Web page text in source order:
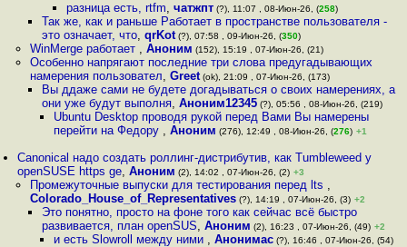
разница есть, rtfm, чатжпт(?), 11:07 , 08-Июн-26, (258)
Так же, как и раньше Работает в пространстве пользователя -
это означает, что, qrKot(?), 07:58 , 09-Июн-26, (350)
WinMerge работает , Аноним (152), 15:19 , 07-Июн-26, (21)
Особенно напрягают последние три слова предугадывающих
намерения пользовател, Greet(ok), 21:09 , 07-Июн-26, (173)
Вы ддаже сами не будете догадываться о своих намерениях, а
они уже будут выполня, Аноним12345(?), 05:56 , 08-Июн-26, (219)
Ubuntu Desktop проводя рукой перед Вами Вы намерены
перейти на Федору ,Аноним (276), 12:49 , 08-Июн-26, (276) +1
Canonical надо создать роллинг-дистрибутив, как Tumbleweed у
openSUSE https ge,Аноним (2), 14:02 , 07-Июн-26, (2) +3
Промежуточные выпуски для тестирования перед lts ,
Colorado_House_of_Representatives(?), 14:19 , 07-Июн-26, (3) +2
Это понятно, просто на фоне того как сейчас всё быстро
развивается, план openSUS, Аноним (2), 16:23 , 07-Июн-26, (49) +2
и есть Slowroll между ними ,Анонимас (?), 16:46 , 07-Июн-26, (54)